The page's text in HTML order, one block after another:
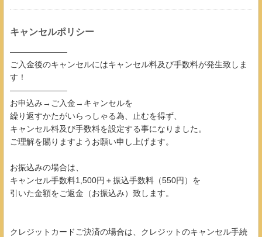
キャンセルポリシー
―――――――
ご入金後のキャンセルにはキャンセル料及び手数料が発生致しま
す！
―――――――
お申込み→ご入金→キャンセルを
繰り返すかたがいらっしゃる為、止むを得ず、
キャンセル料及び手数料を設定する事になりました。
ご理解を賜りますようお願い申し上げます。
お振込みの場合は、
キャンセル手数料1,500円＋振込手数料（550円）を
引いた金額をご返金（お振込み）致します。
クレジットカードご決済の場合は、クレジットのキャンセル手続